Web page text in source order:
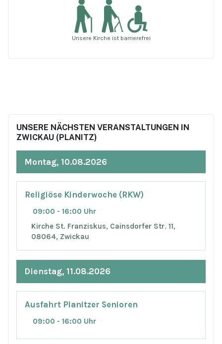
Unsere Kirche ist barrierefrei
UNSERE NÄCHSTEN VERANSTALTUNGEN IN
ZWICKAU (PLANITZ)
Montag, 10.08.2026
Religiöse Kinderwoche (RKW)
09:00 - 16:00 Uhr
Kirche St. Franziskus, Cainsdorfer Str. 11,
08064, Zwickau
Dienstag, 11.08.2026
Ausfahrt Planitzer Senioren
09:00 - 16:00 Uhr